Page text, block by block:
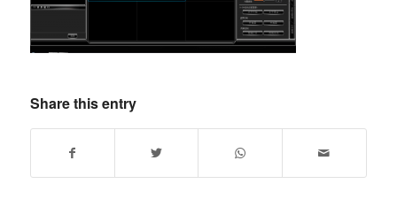
Share this entry